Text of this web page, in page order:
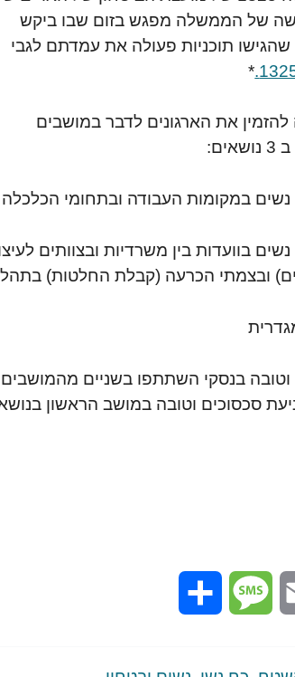
של הממשלה מפגש בזום שבו ביקש
תוכניות פעולה את עמדתם לגבי
*
את הארגונים לדבר במושבים
וייצוג נשים בוועדות בין משרדיות
ובצמתי הכרעה (קבלת החלטות)
1325 פסקל חן וטובה בנסקי השתתפו בשניים
סכסוכים וטובה במושב הראשון
Email
Message